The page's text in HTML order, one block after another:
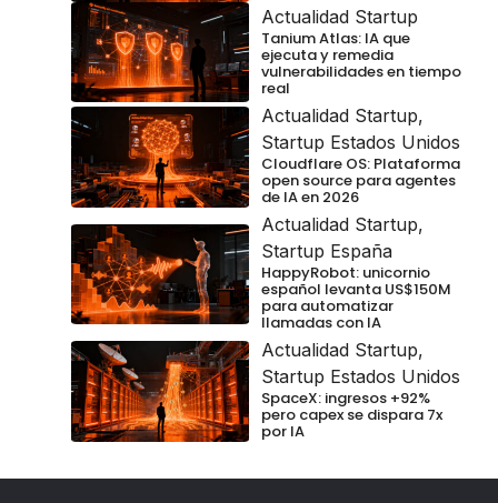
Actualidad Startup
Tanium Atlas: IA que
ejecuta y remedia
vulnerabilidades en tiempo
real
Actualidad Startup,
Startup Estados Unidos
Cloudflare OS: Plataforma
open source para agentes
de IA en 2026
Actualidad Startup,
Startup España
HappyRobot: unicornio
español levanta US$150M
para automatizar
llamadas con IA
Actualidad Startup,
Startup Estados Unidos
SpaceX: ingresos +92%
pero capex se dispara 7x
por IA